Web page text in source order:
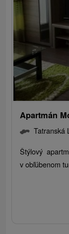
Apartmán
Tatranská
Štýlový
v obľúbenom